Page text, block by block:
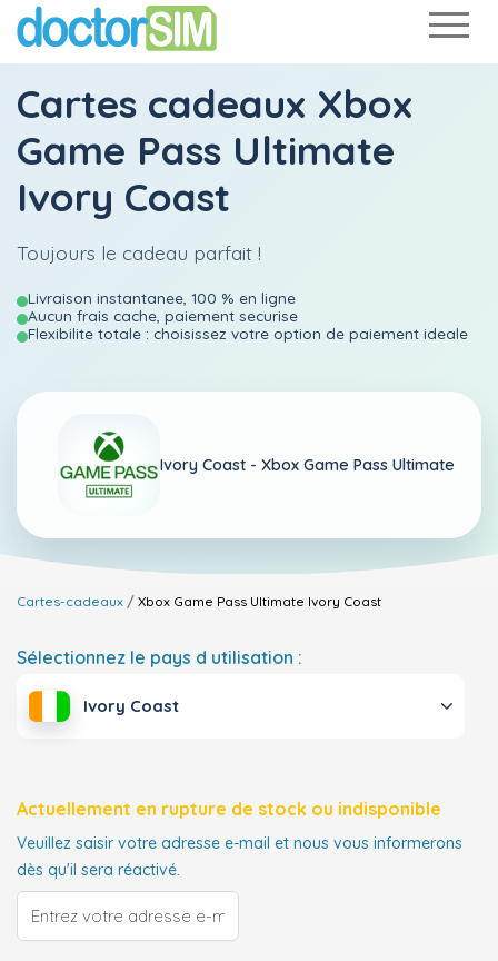
Cartes cadeaux Xbox
Game Pass Ultimate
Ivory Coast
Toujours le cadeau parfait !
Livraison instantanee, 100 % en ligne
Aucun frais cache, paiement securise
Flexibilite totale : choisissez votre option de paiement ideale
Ivory Coast - Xbox Game Pass Ultimate
Cartes-cadeaux Xbox Game Pass Ultimate Ivory Coast
Sélectionnez le pays d utilisation :
Ivory Coast
Actuellement en rupture de stock ou indisponible
Veuillez saisir votre adresse e-mail et nous vous informerons
dès qu'il sera réactivé.